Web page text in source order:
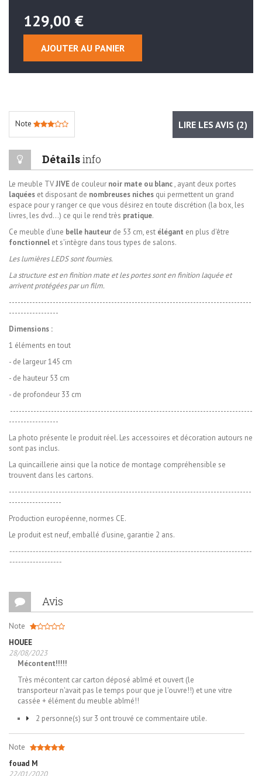
129,00 €
AJOUTER AU PANIER
Note LIRE LES AVIS (2)
Détailsinfo
Le meuble TVJIVE de couleur noir mate ou blanc, ayant deux portes
laquées et disposant de nombreuses niches qui permettent un grand
espace pour y ranger ce que vous désirez en toute discrétion (la box, les
livres, les dvd...) ce qui le rend très pratique.
Ce meuble d'une belle hauteur de 53 cm, est élégant en plus d'être
fonctionnel et s'intègre dans tous types de salons.
Les lumières LEDS sont fournies.
La structure est en finition mate et les portes sont en finition laquée et
arrivent protégées par un film.
-----------------------------------------------------------------------------------
-----------------
Dimensions :
1 éléments en tout
- de largeur 145 cm
- de hauteur 53 cm
- de profondeur 33 cm
-----------------------------------------------------------------------------------
-----------------
La photo présente le produit réel. Les accessoires et décoration autours ne
sont pas inclus.
La quincaillerie ainsi que la notice de montage compréhensible se
trouvent dans les cartons.
-----------------------------------------------------------------------------------
------------------
Production européenne, normes CE.
Le produit est neuf, emballé d’usine, garantie 2 ans.
-----------------------------------------------------------------------------------
------------------
Avis
Note
HOUEE
28/08/2023
Mécontent!!!!!
Très mécontent car carton déposé abîmé et ouvert (le
transporteur n'avait pas le temps pour que je l'ouvre!!) et une vitre
cassée + élément du meuble abîmé!!
2 personne(s) sur 3 ont trouvé ce commentaire utile.
Note
fouad M
22/01/2020